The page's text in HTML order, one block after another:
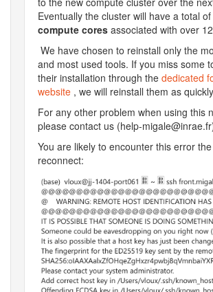
Eventually the cluster will have a total of
compute cores associated with over
We have chosen to reinstall only the
and most used tools. If you miss some
their installation through the dedicated
website , we will reinstall them as
For any other problem when using this
please contact us (help-
You are likely to encounter this error
reconnect: